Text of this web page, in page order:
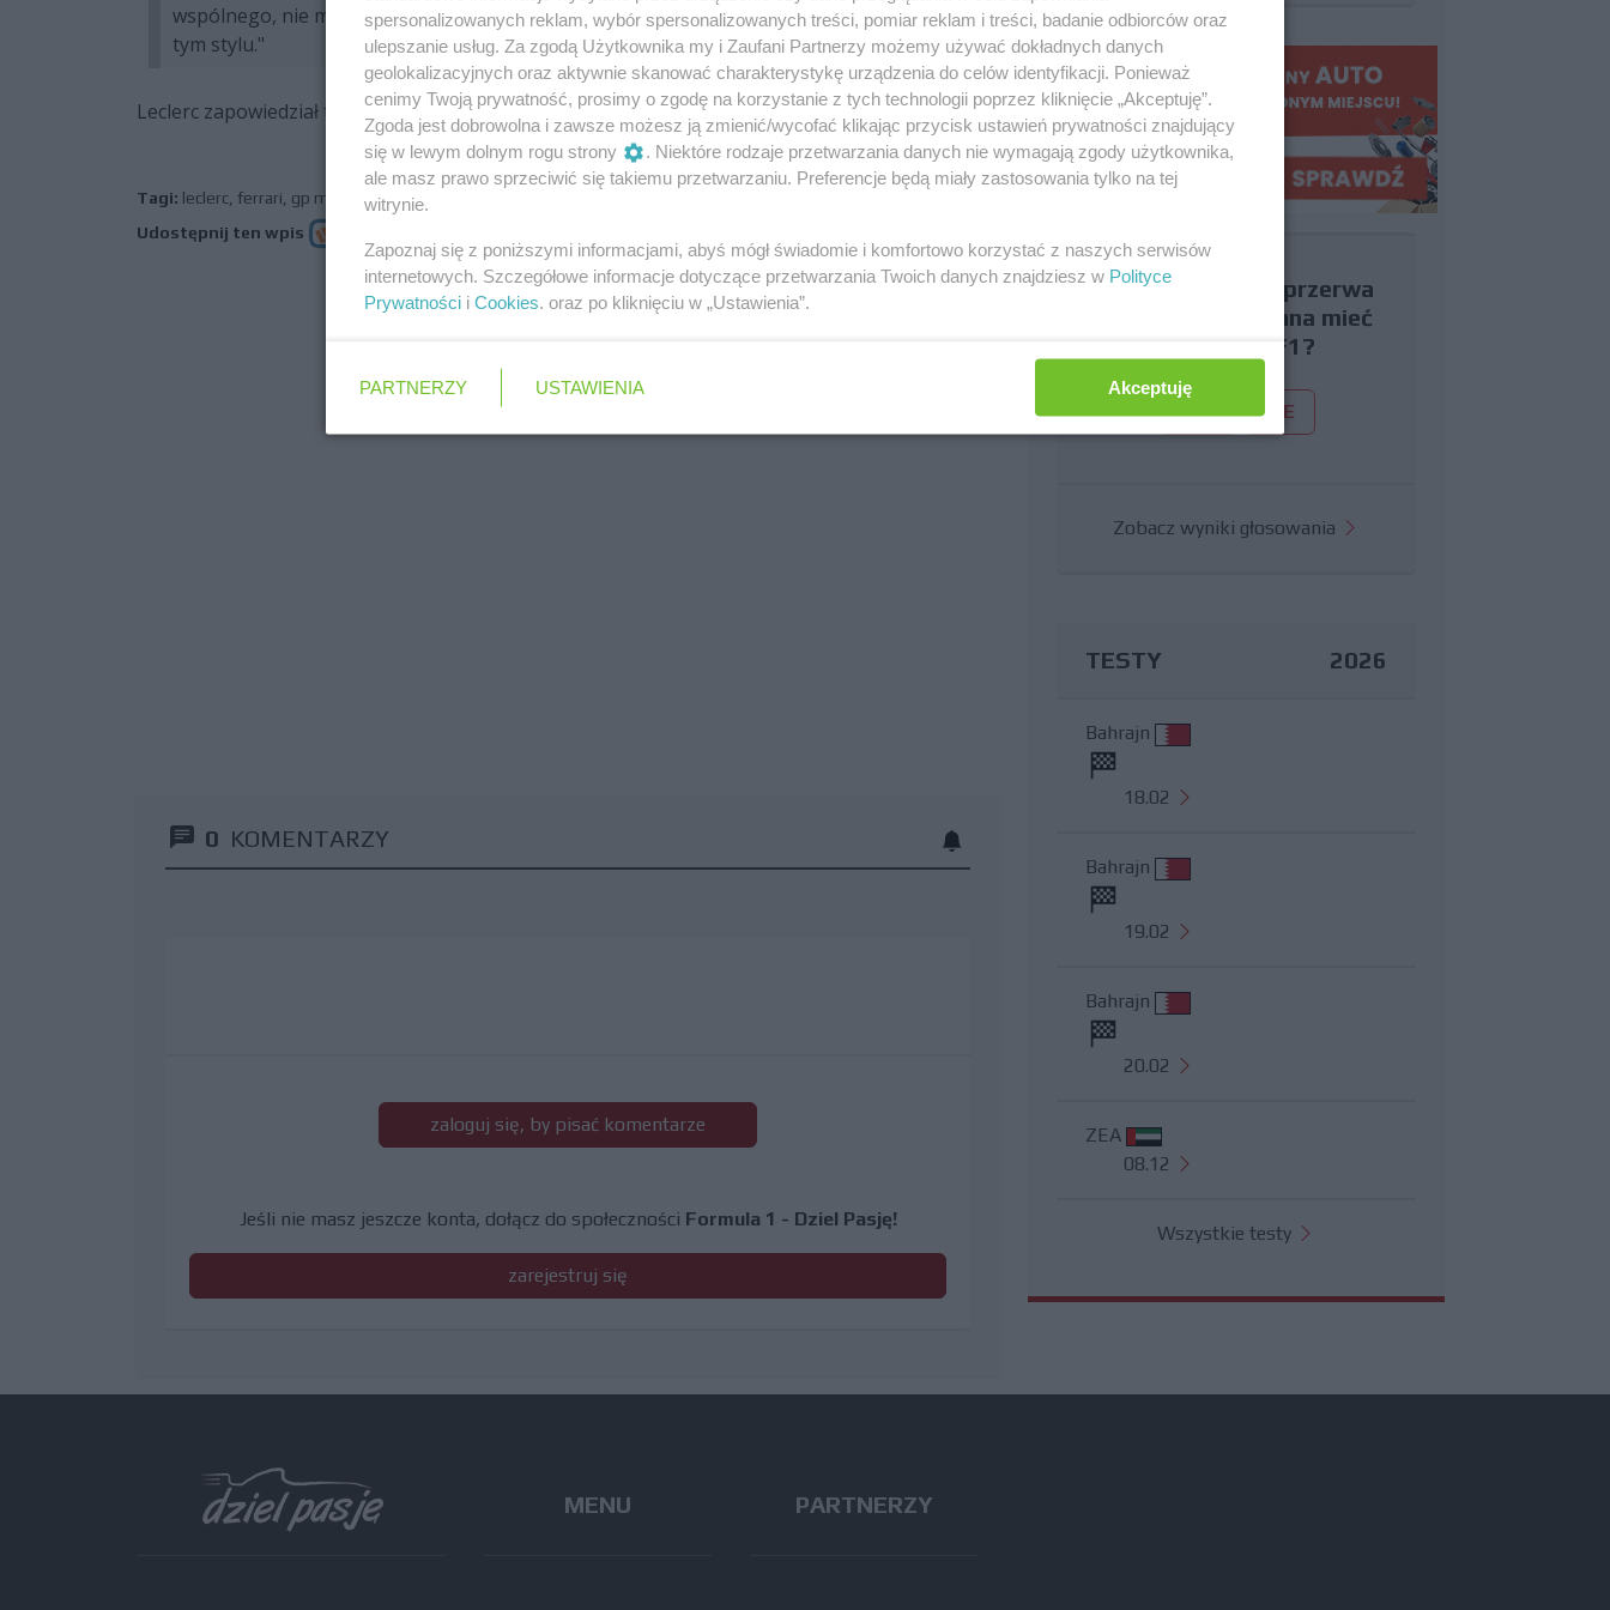
wspólnego, nie ma żadnych wymówek typu szukanie punktu odniesienia czy cokolwiek w
tym stylu."
Leclerc zapowiedział też, że zmierza pozostać przy tarczach od francuskiego producenta.
Tagi: leclerc ferrari gp monako,wypadek
Udostępnij ten wpis
0 KOMENTARZY
zaloguj się, by pisać komentarze
Jeśli nie masz jeszcze konta, dołącz do społeczności Formula 1 - Dziel Pasję!
zarejestruj się
Czy uważasz, że przerwa
wakacyjna powinna mieć
miejsce w F1?
TAK NIE
Zobacz wyniki głosowania
TESTY 2026
Bahrajn
18.02
Bahrajn
19.02
Bahrajn
20.02
ZEA
08.12
Wszystkie testy
MENU PARTNERZY
spersonalizowanych reklam, wybór spersonalizowanych treści, pomiar reklam i treści, badanie odbiorców oraz
ulepszanie usług. Za zgodą Użytkownika my i Zaufani Partnerzy możemy używać dokładnych danych
geolokalizacyjnych oraz aktywnie skanować charakterystykę urządzenia do celów identyfikacji. Ponieważ
cenimy Twoją prywatność, prosimy o zgodę na korzystanie z tych technologii poprzez kliknięcie „Akceptuję”.
Zgoda jest dobrowolna i zawsze możesz ją zmienić/wycofać klikając przycisk ustawień prywatności znajdujący
się w lewym dolnym rogu strony
. Niektóre rodzaje przetwarzania danych nie wymagają zgody użytkownika,
ale masz prawo sprzeciwić się takiemu przetwarzaniu. Preferencje będą miały zastosowania tylko na tej
witrynie.
Zapoznaj się z poniższymi informacjami, abyś mógł świadomie i komfortowo korzystać z naszych serwisów
internetowych. Szczegółowe informacje dotyczące przetwarzania Twoich danych znajdziesz w Polityce
Prywatności i Cookies. oraz po kliknięciu w „Ustawienia”.
PARTNERZY USTAWIENIA Akceptuję